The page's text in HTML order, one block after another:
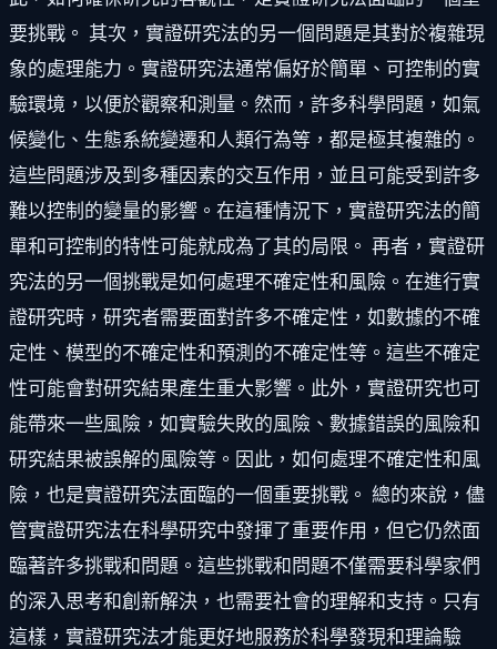
要挑戰。 其次，實證研究法的另一個問題是其對於複雜現
象的處理能力。實證研究法通常偏好於簡單、可控制的實
驗環境，以便於觀察和測量。然而，許多科學問題，如氣
候變化、生態系統變遷和人類行為等，都是極其複雜的。
這些問題涉及到多種因素的交互作用，並且可能受到許多
難以控制的變量的影響。在這種情況下，實證研究法的簡
單和可控制的特性可能就成為了其的局限。 再者，實證研
究法的另一個挑戰是如何處理不確定性和風險。在進行實
證研究時，研究者需要面對許多不確定性，如數據的不確
定性、模型的不確定性和預測的不確定性等。這些不確定
性可能會對研究結果產生重大影響。此外，實證研究也可
能帶來一些風險，如實驗失敗的風險、數據錯誤的風險和
研究結果被誤解的風險等。因此，如何處理不確定性和風
險，也是實證研究法面臨的一個重要挑戰。 總的來說，儘
管實證研究法在科學研究中發揮了重要作用，但它仍然面
臨著許多挑戰和問題。這些挑戰和問題不僅需要科學家們
的深入思考和創新解決，也需要社會的理解和支持。只有
這樣，實證研究法才能更好地服務於科學發現和理論驗